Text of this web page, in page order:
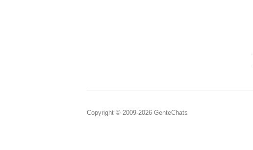
Copyright © 2009-2026 GenteChats